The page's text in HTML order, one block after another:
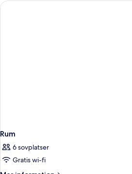
Rum
6 sovplatser
Gratis wi-fi